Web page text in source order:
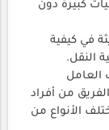
كبيرة دون
في كيفية
النقل.
العامل
من أفراد
الأنواع من